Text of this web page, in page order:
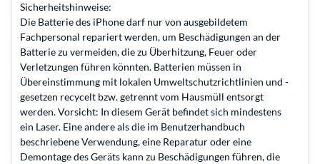
Sicherheitshinweise:
Die Batterie des iPhone darf nur von ausgebildetem
Fachpersonal repariert werden, um Beschädigungen an der
Batterie zu vermeiden, die zu Überhitzung, Feuer oder
Verletzungen führen könnten. Batterien müssen in
Übereinstimmung mit lokalen Umweltschutzrichtlinien und -
gesetzen recycelt bzw. getrennt vom Hausmüll entsorgt
werden. Vorsicht: In diesem Gerät befindet sich mindestens
ein Laser. Eine andere als die im Benutzerhandbuch
beschriebene Verwendung, eine Reparatur oder eine
Demontage des Geräts kann zu Beschädigungen führen, die